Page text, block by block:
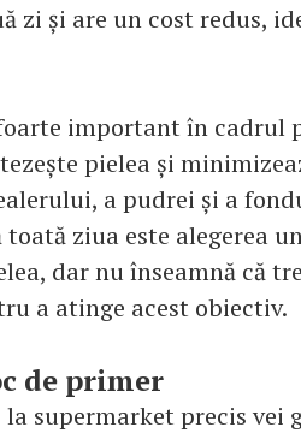
zi și are un cost redus,
important în cadrul
pielea și
a pudrei și a
ziua este alegerea
dar nu înseamnă că
a atinge acest obiectiv.
de primer
supermarket precis vei